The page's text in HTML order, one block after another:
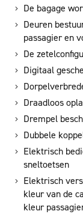
De bagage
Deuren
passagier en
De
Digitaal
Draadloos
Drempel
Dubbele
Elektrisch
sneltoetsen
Elektrisch
kleur van de
kleur